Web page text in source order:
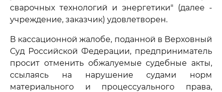
сварочных технологий и энергетики" (далее -
учреждение, заказчик) удовлетворен.
В кассационной жалобе, поданной в Верховный
Суд Российской Федерации, предприниматель
просит отменить обжалуемые судебные акты,
ссылаясь на нарушение судами норм
материального и процессуального права,